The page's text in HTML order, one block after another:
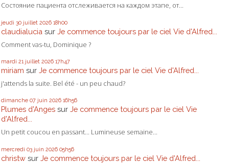
Состояние пациента отслеживается на каждом этапе, от...
jeudi 30 juillet 2026 18h00
claudialucia sur Je commence toujours par le ciel Vie d'Alfred...
Comment vas-tu, Dominique ?
mardi 21 juillet 2026 17h47
miriam sur Je commence toujours par le ciel Vie d'Alfred...
j'attends la suite. Bel été - un peu chaud?
dimanche 07 juin 2026 16h56
Plumes d'Anges sur Je commence toujours par le ciel Vie
d'Alfred...
Un petit coucou en passant... Lumineuse semaine...
mercredi 03 juin 2026 05h56
christw sur Je commence toujours par le ciel Vie d'Alfred...